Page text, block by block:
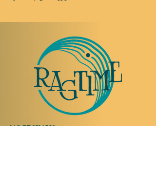
TO VISIT US